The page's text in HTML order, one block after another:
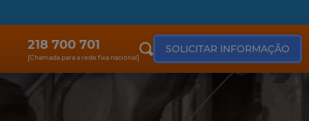
218 700 701
[Chamada para a rede fixa nacional]
SOLICITAR INFORMAÇÃO